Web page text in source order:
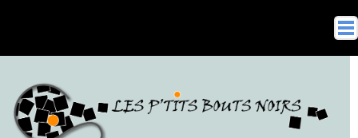
Gamme Argent Massif